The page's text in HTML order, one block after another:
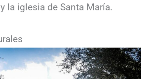
la iglesia de Santa María.